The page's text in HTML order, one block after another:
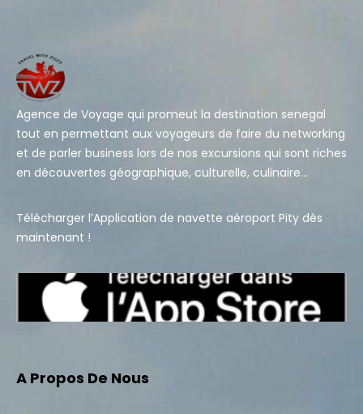
Agence de Voyage qui promeut la destination senegal
tout en permettant aux voyageurs de faire du networking
et de parler business lors de nos excursions qui sont riches
en découvertes géographique, culturelle, culinaire…
Télécharger l’Application de navette aéroport Pity dès
maintenant !
A Propos De Nous